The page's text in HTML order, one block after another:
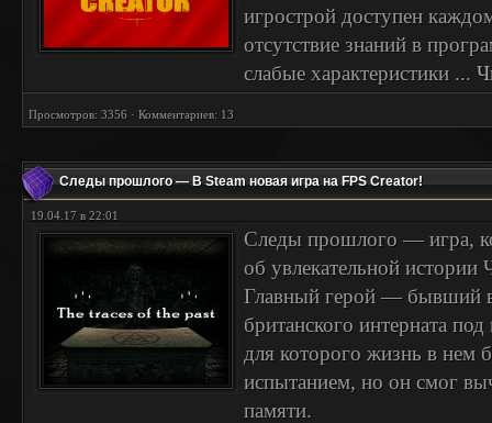
игрострой доступен
отсутствие знаний в
слабые характеристики ...
Просмотров: 3356 · Комментариев: 13
Следы прошлого — В Steam новая игра на FPS Creator!
19.04.17 в 22:01
Следы прошлого — игра,
об увлекательной истории
Главный герой — бывший
британского интерната
для которого жизнь в нем
испытанием, но он смог
памяти.